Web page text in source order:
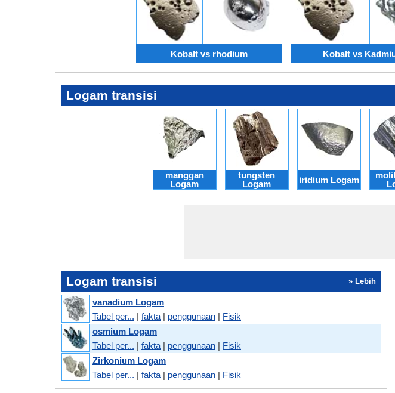
Kobalt vs rhodium Kobalt vs
Logam transisi
manggan
Logam
tungsten
Logam
iridium Logam
Logam transisi » Lebih
vanadium Logam
Tabel per... | fakta | penggunaan | Fisik
osmium Logam
Tabel per... | fakta | penggunaan | Fisik
Zirkonium Logam
Tabel per... | fakta | penggunaan | Fisik